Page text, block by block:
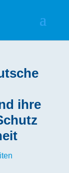
ihre